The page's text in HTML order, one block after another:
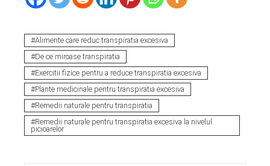
Alimente care reduc transpiratia excesiva
De ce miroase transpiratia
Exercitii fizice pentru a reduce transpiratia excesiva
Plante medicinale pentru transpiratia excesiva
Remedii naturale pentru transpiratia
Remedii naturale pentru transpiratia excesiva la nivelul
picioarelor